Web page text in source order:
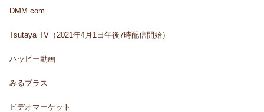
DMM.com
Tsutaya TV（2021年4月1日午後7時配信開始）
ハッピー動画
みるプラス
ビデオマーケット